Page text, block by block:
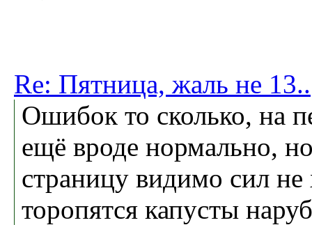
Re: Пятница, жаль не 13..
Ошибок то сколько, на
ещё вроде нормально,
страницу видимо сил не
торопятся капусты